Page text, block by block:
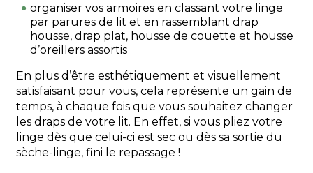
organiser vos armoires en classant votre linge
par parures de lit et en rassemblant drap
housse, drap plat, housse de couette et housse
d’oreillers assortis
En plus d’être esthétiquement et visuellement
satisfaisant pour vous, cela représente un gain de
temps, à chaque fois que vous souhaitez changer
les draps de votre lit. En effet, si vous pliez votre
linge dès que celui-ci est sec ou dès sa sortie du
sèche-linge, fini le repassage !